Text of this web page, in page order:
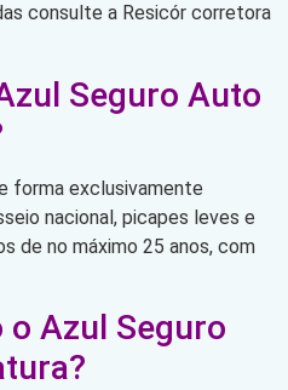
consulte a Resicór corretora
Seguro Auto
forma exclusivamente
nacional, picapes leves e
de no máximo 25 anos, com
o Azul Seguro